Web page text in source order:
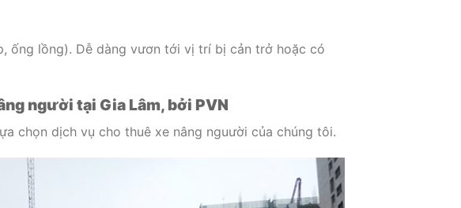
ống lồng). Dễ dàng vươn tới vị trí bị cản trở hoặc có
người tại Gia Lâm, bởi PVN
chọn dịch vụ cho thuê xe nâng nguười của chúng tôi.